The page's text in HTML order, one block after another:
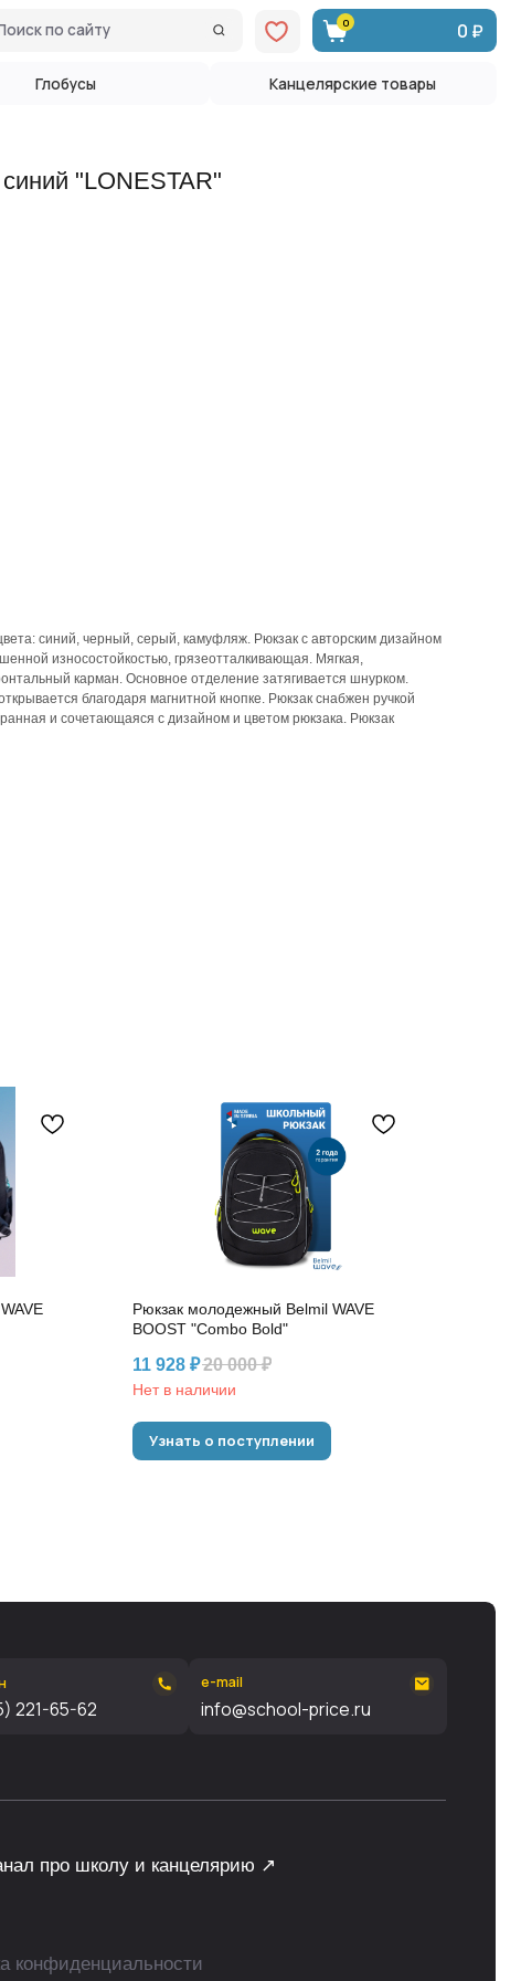
Канцелярские товары
0 ₽
"LONESTAR"
синий, черный, серый, камуфляж. Рюкзак с авторским дизайном
износостойкостью, грязеотталкивающая. Мягкая,
карман. Основное отделение затягивается шнурком.
благодаря магнитной кнопке. Рюкзак снабжен ручкой
и сочетающаяся с дизайном и цветом рюкзака. Рюкзак
Рюкзак молодежный Belmil WAVE
BOOST "Combo Bold"
11 928 ₽20 000 ₽
Нет в наличии
Узнать о поступлении
нами самостоятельно, без привлечения
подборки материалов сайта, элементов